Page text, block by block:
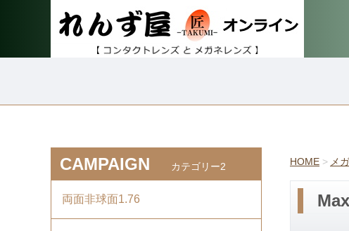
HOME メ
CAMPAIGN カテゴリー2
両面非球面1.76